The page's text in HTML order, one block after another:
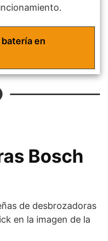
en
Bosch
de desbrozadoras
en la imagen de la